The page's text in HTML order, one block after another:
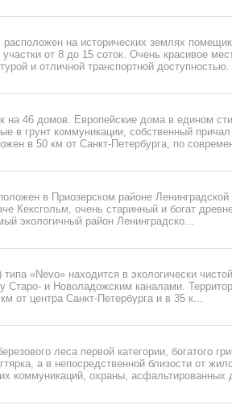
на исторических землях
от 8 до 15 соток. Очень красивое
и отличной транспортной
на 46 домов. Европейские дома в едином
в грунт коммуникации, собственный
в 50 км от Санкт-Петербурга, по
в Приозерском районе Ленинградской
Кексгольм, очень старинный и богат
экологичный район Ленинградско...
«Nevo» находится в экологически
Старо- и Новоладожским каналами.
от центра Санкт-Петербурга и в 35 к...
леса первой категории, богатого
а в непосредственной близости от
коммуникаций, охраны, асфальтированных